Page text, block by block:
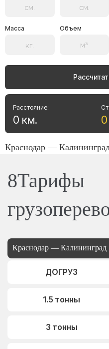
Масса Объем
0
Расстояние:
0 км.
Краснодар —
8Тарифы
Краснодар — Калининград
ДОГРУЗ
1.5 тонны
3 тонны